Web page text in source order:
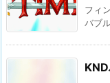
フィ
バブ